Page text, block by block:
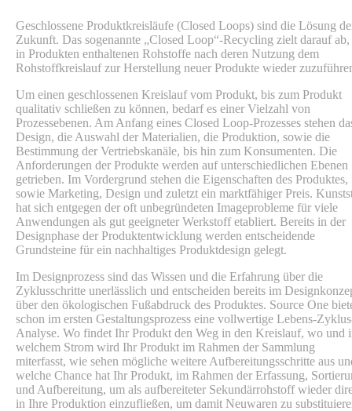
Geschlossene Produktkreisläufe (Closed Loops) sind die Lösung
Zukunft. Das sogenannte „Closed Loop“-Recycling zielt darauf ab,
in Produkten enthaltenen Rohstoffe nach deren Nutzung dem
Rohstoffkreislauf zur Herstellung neuer Produkte wieder
Um einen geschlossenen Kreislauf vom Produkt, bis zum Produkt
qualitativ schließen zu können, bedarf es einer Vielzahl von
Prozessebenen. Am Anfang eines Closed Loop-Prozesses stehen
Design, die Auswahl der Materialien, die Produktion, sowie die
Bestimmung der Vertriebskanäle, bis hin zum Konsumenten. Die
Anforderungen der Produkte werden auf unterschiedlichen Ebenen
getrieben. Im Vordergrund stehen die Eigenschaften des Produktes,
sowie Marketing, Design und zuletzt ein marktfähiger Preis.
hat sich entgegen der oft unbegründeten Imageprobleme für viele
Anwendungen als gut geeigneter Werkstoff etabliert. Bereits in der
Designphase der Produktentwicklung werden entscheidende
Grundsteine für ein nachhaltiges Produktdesign gelegt.
Im Designprozess sind das Wissen und die Erfahrung über die
Zyklusschritte unerlässlich und entscheiden bereits im
über den ökologischen Fußabdruck des Produktes. Source One
schon im ersten Gestaltungsprozess eine vollwertige Lebens-
Analyse. Wo findet Ihr Produkt den Weg in den Kreislauf, wo und
welchem Strom wird Ihr Produkt im Rahmen der Sammlung
miterfasst, wie sehen mögliche weitere Aufbereitungsschritte aus
welche Chance hat Ihr Produkt, im Rahmen der Erfassung,
und Aufbereitung, um als aufbereiteter Sekundärrohstoff wieder
in Ihre Produktion einzufließen, um damit Neuwaren zu